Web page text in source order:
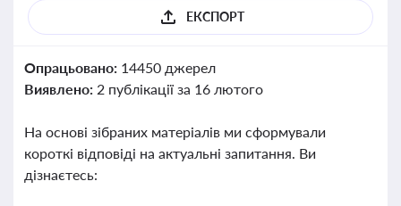
ЕКСПОРТ
Опрацьовано: 14450 джерел
Виявлено: 2 публікації за 16 лютого
На основі зібраних матеріалів ми сформували
короткі відповіді на актуальні запитання. Ви
дізнаєтесь: